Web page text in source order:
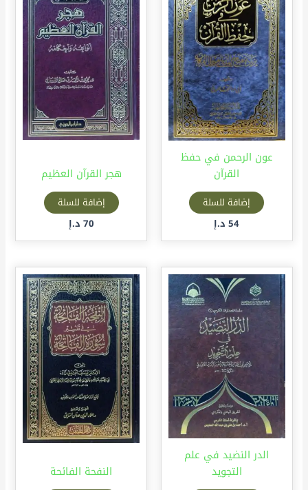
عون الرحمن في حفظ
القرآن
إضافة للسلة
54 د.إ
هجر القرآن العظيم
إضافة للسلة
70 د.إ
الدر النضيد في علم
التجويد
النفحة الفائحة